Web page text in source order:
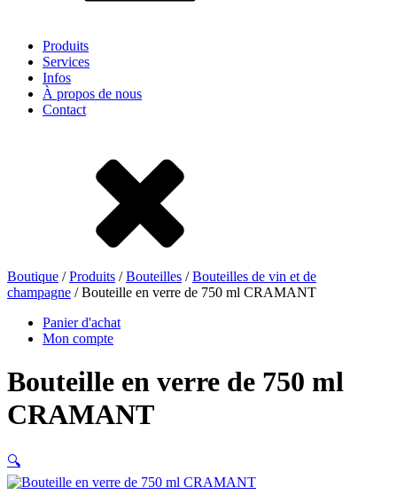
Sachets et bag-in-box(9)
Produits
Services
Infos
À propos de nous
Contact
Boutique /Produits /Bouteilles /Bouteilles de vin et de
champagne / Bouteille en verre de 750 ml CRAMANT
Panier d'achat
Mon compte
Bouteille en verre de 750 ml
CRAMANT
🔍